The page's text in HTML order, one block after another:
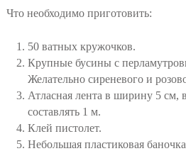
Что необходимо приготовить:
50 ватных кружочков.
Крупные бусины с
Желательно сиреневого и
Атласная лента в ширину 5 см,
составлять 1 м.
Клей пистолет.
Небольшая пластиковая